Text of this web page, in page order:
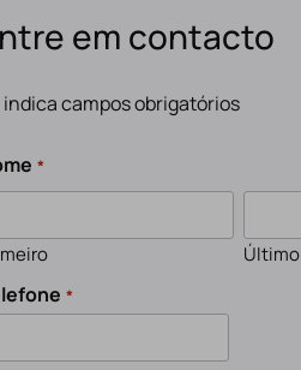
em contacto
indica campos obrigatórios
*
Último
*